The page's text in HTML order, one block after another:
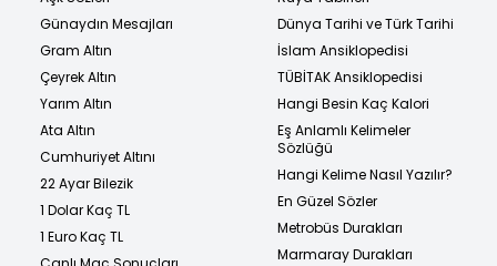
Günaydın Mesajları
Gram Altın
Çeyrek Altın
Yarım Altın
Ata Altın
Cumhuriyet Altını
22 Ayar Bilezik
1 Dolar Kaç TL
1 Euro Kaç TL
Dünya Tarihi ve Türk Tarihi
İslam Ansiklopedisi
TÜBİTAK Ansiklopedisi
Hangi Besin Kaç Kalori
Eş Anlamlı Kelimeler
Sözlüğü
Hangi Kelime Nasıl Yazılır?
En Güzel Sözler
Metrobüs Durakları
Marmaray Durakları